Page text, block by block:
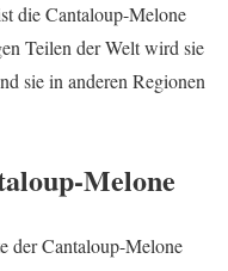
die Cantaloup-Melone
Teilen der Welt wird sie
sie in anderen Regionen
Melone
der Cantaloup-Melone